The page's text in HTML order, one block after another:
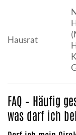
Hausrat
FAQ – Häufig
was darf ich